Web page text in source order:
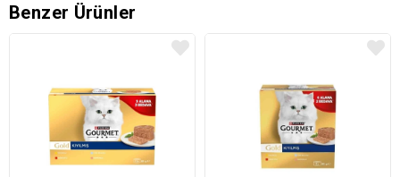
Benzer Ürünler